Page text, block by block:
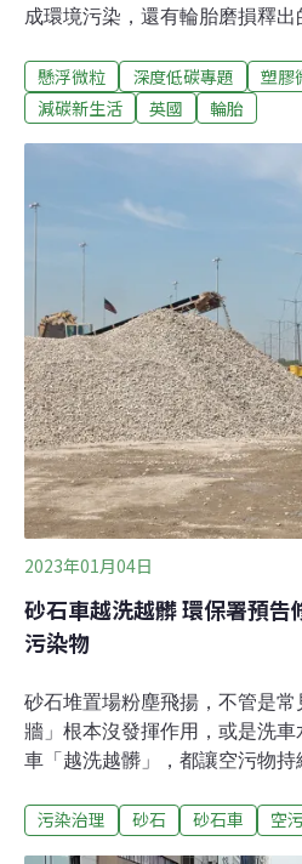
成環境污染，還有輪胎磨損釋
會在輪胎及剎車皮上開打。輪
國學院「零污染轉型倡議」（
車等耗材橡膠磨損釋出的「輪
TWRP）占空氣中懸浮微粒（
釋出量高達600公噸。即使路
要車子有輪胎，污染源就會持
通燃油車輛更重，輪胎及剎車皮
TWRP擴散的情形將更為惡化
的傷害，可能比當今聚焦的氮
之外，早在2020年科學家就發
懸浮微粒 深度低碳專題 塑膠
減碳新生活
英國 輪胎
2023年01月04日
砂石車越洗越髒 環保署預
污染物
砂石堆置場粉塵飛揚，不管是
牆」根本沒發揮作用，或是洗
車「越洗越髒」，都讓空污物
於這種「逸散性粒狀污染物」
污染治理 砂石 砂石車 空污